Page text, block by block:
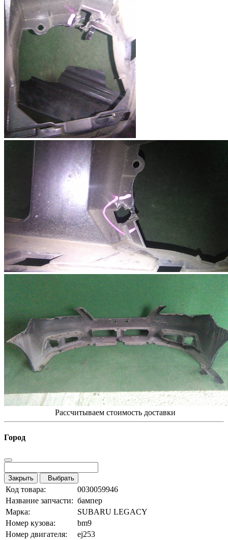
Рассчитываем стоимость доставки
Город
Закрыть Выбрать
Код товара:
0030059946
Название запчасти: бампер
Марка:
SUBARU LEGACY
Номер кузова:
bm9
Номер двигателя:
ej253